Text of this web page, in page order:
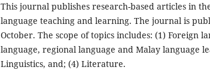
This journal publishes research-based articles in
language teaching and learning. The journal is
October. The scope of topics includes: (1) Foreign
language, regional language and Malay language
Linguistics, and; (4) Literature.